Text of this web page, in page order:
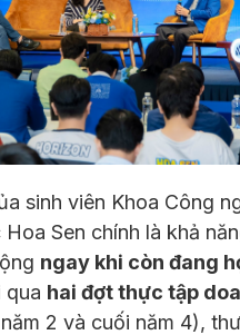
sinh viên Khoa Công
Sen chính là khả
ngay khi còn đang
qua hai đợt thực tập
2 và cuối năm 4),